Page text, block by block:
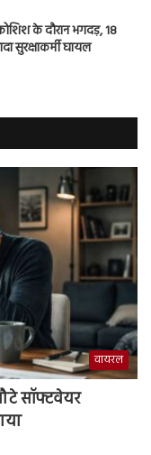
के दौरान भगदड़, 18
सुरक्षाकर्मी घायल
वायरल
सॉफ्टवेयर